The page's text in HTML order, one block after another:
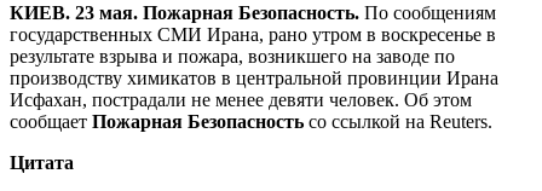
КИЕВ. 23 мая. Пожарная Безопасность. По сообщениям
государственных СМИ Ирана, рано утром в воскресенье в
результате взрыва и пожара, возникшего на заводе по
производству химикатов в центральной провинции Ирана
Исфахан, пострадали не менее девяти человек. Об этом
сообщает Пожарная Безопасность со ссылкой на Reuters.
Цитата